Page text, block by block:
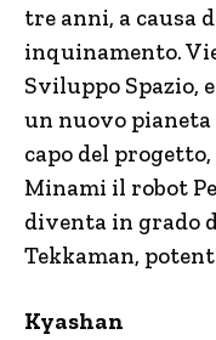
tre anni, a causa
inquinamento.
Sviluppo Spazio,
un nuovo
capo del
Minami il robot
diventa in grado
Tekkaman,
Kyashan